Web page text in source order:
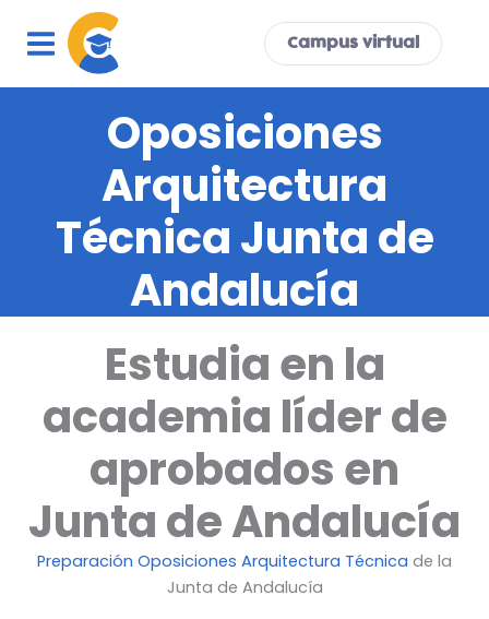
contenido
Campus virtual
Oposiciones
Arquitectura
Técnica Junta de
Andalucía
Estudia en la
academia líder de
aprobados en
Junta de Andalucía
Preparación Oposiciones Arquitectura Técnica de la
Junta de Andalucía